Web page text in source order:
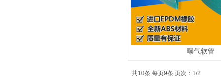
曝气软管
共10条 每页9条 页次：1/2